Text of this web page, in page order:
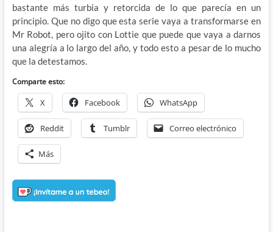
bastante más turbia y retorcida de lo que parecía en un
principio. Que no digo que esta serie vaya a transformarse en
Mr Robot, pero ojito con Lottie que puede que vaya a darnos
una alegría a lo largo del año, y todo esto a pesar de lo mucho
que la detestamos.
Comparte esto:
X Facebook WhatsApp
Reddit Tumblr Correo electrónico
Más